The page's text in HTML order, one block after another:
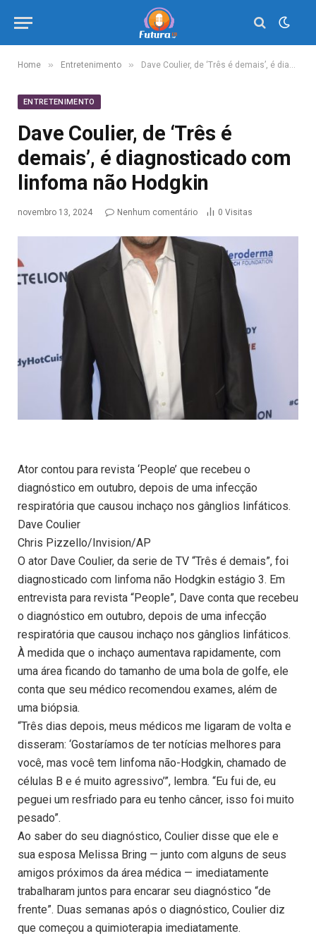
Home » Entretenimento » Dave Coulier, de ‘Três é demais’, é diagnosticado com linfoma não Hodgkin
ENTRETENIMENTO
Dave Coulier, de ‘Três é
demais’, é diagnosticado com
linfoma não Hodgkin
novembro 13, 2024 Nenhum comentário 0 Visitas
Ator contou para revista ‘People’ que recebeu o
diagnóstico em outubro, depois de uma infecção
respiratória que causou inchaço nos gânglios linfáticos.
Dave Coulier
Chris Pizzello/Invision/AP
O ator Dave Coulier, da serie de TV “Três é demais”, foi
diagnosticado com linfoma não Hodgkin estágio 3. Em
entrevista para revista “People”, Dave conta que recebeu
o diagnóstico em outubro, depois de uma infecção
respiratória que causou inchaço nos gânglios linfáticos.
À medida que o inchaço aumentava rapidamente, com
uma área ficando do tamanho de uma bola de golfe, ele
conta que seu médico recomendou exames, além de
uma biópsia.
“Três dias depois, meus médicos me ligaram de volta e
disseram: ‘Gostaríamos de ter notícias melhores para
você, mas você tem linfoma não-Hodgkin, chamado de
células B e é muito agressivo’”, lembra. “Eu fui de, eu
peguei um resfriado para eu tenho câncer, isso foi muito
pesado”.
Ao saber do seu diagnóstico, Coulier disse que ele e
sua esposa Melissa Bring — junto com alguns de seus
amigos próximos da área médica — imediatamente
trabalharam juntos para encarar seu diagnóstico “de
frente”. Duas semanas após o diagnóstico, Coulier diz
que começou a quimioterapia imediatamente.